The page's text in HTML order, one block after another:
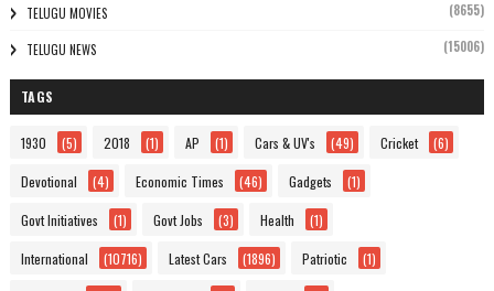
TELUGU MOVIES (8655)
TELUGU NEWS (15006)
TAGS
1930 (5) 2018 (1) AP (1) Cars & UV's (49) Cricket (6)
Devotional (4) Economic Times (46) Gadgets (1)
Govt Initiatives (1) Govt Jobs (3) Health (1)
International (10716) Latest Cars (1896) Patriotic (1)